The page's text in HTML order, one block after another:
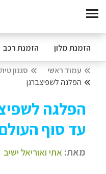
הזמנת מלון הזמנת רכב
עמוד ראשי סגנון
הפלגה לשפיצברגן
הפלגה
עד סוף
מאת: אתי ואוריאל ישיב